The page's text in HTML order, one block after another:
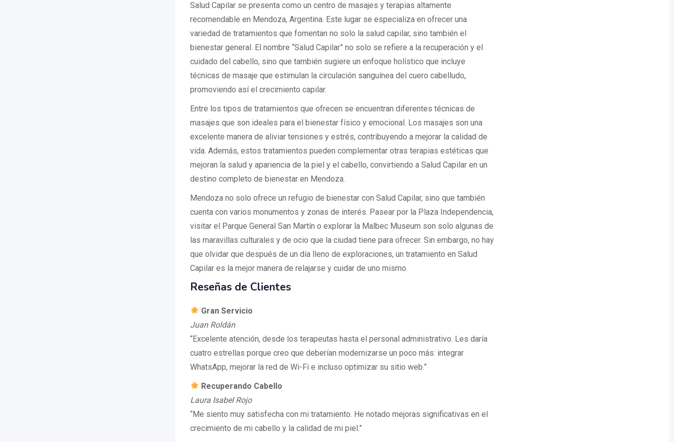
Salud Capilar se presenta como un centro de masajes y terapias altamente
recomendable en Mendoza, Argentina. Este lugar se especializa en ofrecer una
variedad de tratamientos que fomentan no solo la salud capilar, sino también el
bienestar general. El nombre “Salud Capilar” no solo se refiere a la recuperación y el
cuidado del cabello, sino que también sugiere un enfoque holístico que incluye
técnicas de masaje que estimulan la circulación sanguínea del cuero cabelludo,
promoviendo así el crecimiento capilar.
Entre los tipos de tratamientos que ofrecen se encuentran diferentes técnicas de
masajes que son ideales para el bienestar físico y emocional. Los masajes son una
excelente manera de aliviar tensiones y estrés, contribuyendo a mejorar la calidad de
vida. Además, estos tratamientos pueden complementar otras terapias estéticas que
mejoran la salud y apariencia de la piel y el cabello, convirtiendo a Salud Capilar en un
destino completo de bienestar en Mendoza.
Mendoza no solo ofrece un refugio de bienestar con Salud Capilar, sino que también
cuenta con varios monumentos y zonas de interés. Pasear por la Plaza Independencia,
visitar el Parque General San Martín o explorar la Malbec Museum son solo algunas de
las maravillas culturales y de ocio que la ciudad tiene para ofrecer. Sin embargo, no hay
que olvidar que después de un día lleno de exploraciones, un tratamiento en Salud
Capilar es la mejor manera de relajarse y cuidar de uno mismo.
Reseñas de Clientes
Gran Servicio
Juan Roldán
“Excelente atención, desde los terapeutas hasta el personal administrativo. Les daría
cuatro estrellas porque creo que deberían modernizarse un poco más: integrar
WhatsApp, mejorar la red de Wi-Fi e incluso optimizar su sitio web.”
Recuperando Cabello
Laura Isabel Rojo
“Me siento muy satisfecha con mi tratamiento. He notado mejoras significativas en el
crecimiento de mi cabello y la calidad de mi piel.”